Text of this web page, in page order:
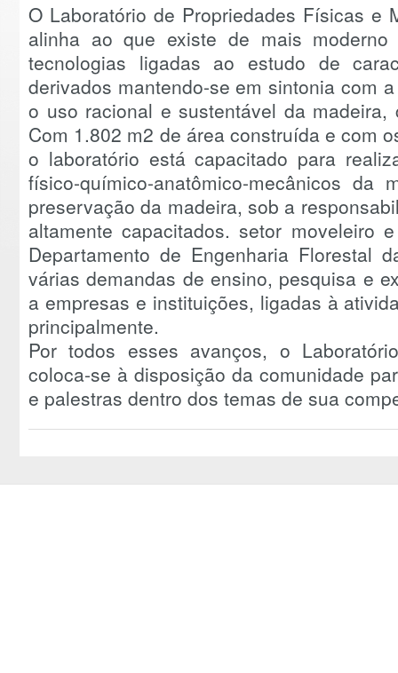
O Laboratório de Propriedades Físicas e
alinha ao que existe de mais
tecnologias ligadas ao estudo de
derivados mantendo-se em sintonia com
o uso racional e sustentável da madeira,
Com 1.802 m2 de área construída e com
o laboratório está capacitado para
físico-químico-anatômico-mecânicos da
preservação da madeira, sob a
altamente capacitados. setor moveleiro
Departamento de Engenharia Florestal
várias demandas de ensino, pesquisa e
a empresas e instituições, ligadas à
principalmente.
Por todos esses avanços, o
coloca-se à disposição da comunidade
e palestras dentro dos temas de sua